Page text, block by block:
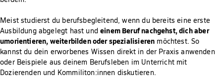
Meist studierst du berufsbegleitend, wenn du bereits eine erste
Ausbildung abgelegt hast undeinem Beruf nachgehst, dich aber
umorientieren, weiterbilden oder spezialisieren möchtest. So
kannst du dein erworbenes Wissen direkt in der Praxis anwenden
oder Beispiele aus deinem Berufsleben im Unterricht mit
Dozierenden und Kommiliton:innen diskutieren.